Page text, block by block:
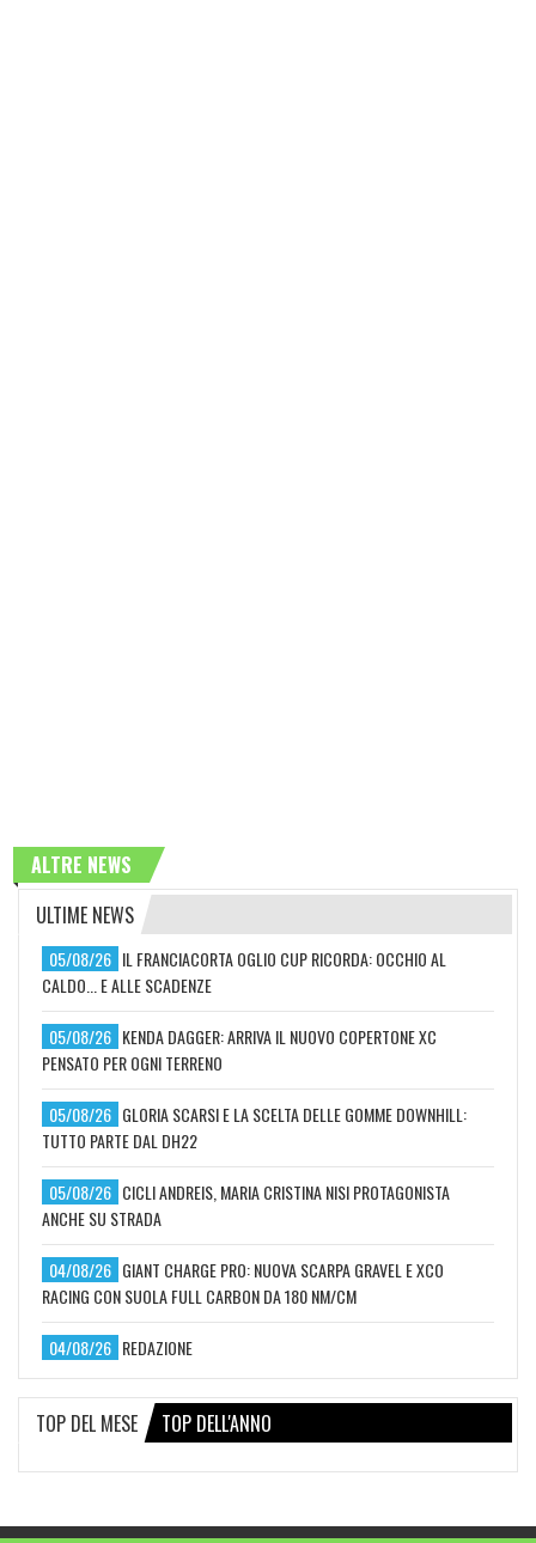
ALTRE NEWS
ULTIME NEWS
05/08/26 IL FRANCIACORTA OGLIO CUP RICORDA: OCCHIO AL
CALDO... E ALLE SCADENZE
05/08/26 KENDA DAGGER: ARRIVA IL NUOVO COPERTONE XC
PENSATO PER OGNI TERRENO
05/08/26 GLORIA SCARSI E LA SCELTA DELLE GOMME DOWNHILL:
TUTTO PARTE DAL DH22
05/08/26 CICLI ANDREIS, MARIA CRISTINA NISI PROTAGONISTA
ANCHE SU STRADA
04/08/26 GIANT CHARGE PRO: NUOVA SCARPA GRAVEL E XCO
RACING CON SUOLA FULL CARBON DA 180 NM/CM
04/08/26 REDAZIONE
TOP DEL MESE TOP DELL'ANNO